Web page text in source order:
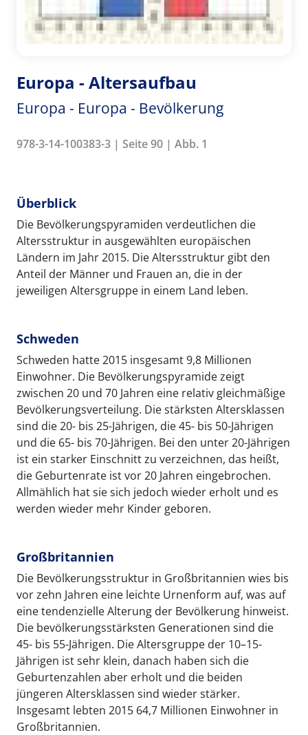
Europa - Altersaufbau
Europa - Europa - Bevölkerung
978-3-14-100383-3 | Seite 90 | Abb. 1
Überblick
Die Bevölkerungspyramiden verdeutlichen die
Altersstruktur in ausgewählten europäischen
Ländern im Jahr 2015. Die Altersstruktur gibt den
Anteil der Männer und Frauen an, die in der
jeweiligen Altersgruppe in einem Land leben.
Schweden
Schweden hatte 2015 insgesamt 9,8 Millionen
Einwohner. Die Bevölkerungspyramide zeigt
zwischen 20 und 70 Jahren eine relativ gleichmäßige
Bevölkerungsverteilung. Die stärksten Altersklassen
sind die 20- bis 25-Jährigen, die 45- bis 50-Jährigen
und die 65- bis 70-Jährigen. Bei den unter 20-Jährigen
ist ein starker Einschnitt zu verzeichnen, das heißt,
die Geburtenrate ist vor 20 Jahren eingebrochen.
Allmählich hat sie sich jedoch wieder erholt und es
werden wieder mehr Kinder geboren.
Großbritannien
Die Bevölkerungsstruktur in Großbritannien wies bis
vor zehn Jahren eine leichte Urnenform auf, was auf
eine tendenzielle Alterung der Bevölkerung hinweist.
Die bevölkerungsstärksten Generationen sind die
45- bis 55-Jährigen. Die Altersgruppe der 10–15-
Jährigen ist sehr klein, danach haben sich die
Geburtenzahlen aber erholt und die beiden
jüngeren Altersklassen sind wieder stärker.
Insgesamt lebten 2015 64,7 Millionen Einwohner in
Großbritannien.